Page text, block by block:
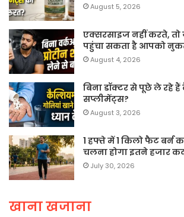
August 5, 2026
एक्सरसाइज नहीं करते, तो
पहुंचा सकता है आपको
August 4, 2026
बिना डॉक्टर से पूछे ले रहे
सप्लीमेंट्स?
August 3, 2026
1 हफ्ते में 1 किलो फैट बर्न
चलना होगा इतने हजार
July 30, 2026
खाना खजाना